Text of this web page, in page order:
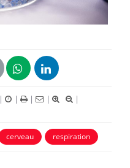
| | | |
|
cerveau respiration